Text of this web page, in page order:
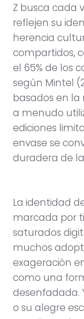
Z busca cada
reflejen su
herencia
compartidos,
el 65% de los
según Mintel
basados en la
a menudo
ediciones
envase se
duradera de
La identidad
marcada por
saturados
muchos
exageración
como una
desenfadada.
o su alegre